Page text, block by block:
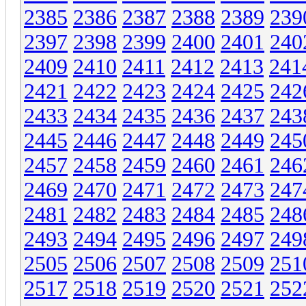
2385 2386 2387 2388 2389
2397 2398 2399 2400 2401
2409 2410 2411 2412 2413
2421 2422 2423 2424 2425
2433 2434 2435 2436 2437
2445 2446 2447 2448 2449
2457 2458 2459 2460 2461
2469 2470 2471 2472 2473
2481 2482 2483 2484 2485
2493 2494 2495 2496 2497
2505 2506 2507 2508 2509
2517 2518 2519 2520 2521